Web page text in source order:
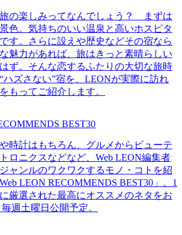
の楽しみってなんでしょう？ まずは
色。気持ちのいい温泉と高いホスピタ
す。さらに設えや歴史などその宿なら
魅力があれば、旅はきっと素晴らしい
ず。そんな恋するふたりの大切な旅時
ハズさない”宿を、LEONが実際に訪れ
もってご紹介します。
BEST30
時計はもちろん、グルメからビューテ
ロニクスなどなど、Web LEON編集者
ャンルのワクワクするモノ・コトを紹
LEON RECOMMENDS BEST30」。1
厳選された最高にオススメのネタをお
週土曜日公開予定。